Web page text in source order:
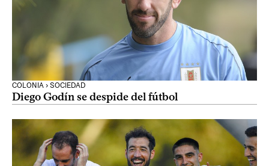
COLONIA › SOCIEDAD
Diego Godín se despide del fútbol